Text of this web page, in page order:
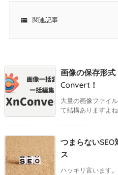
 関連記事
画像の保存形
Convert！
大量の画像ファイ
て結構ありますよ
つまらない
ス
ハッキリ言います